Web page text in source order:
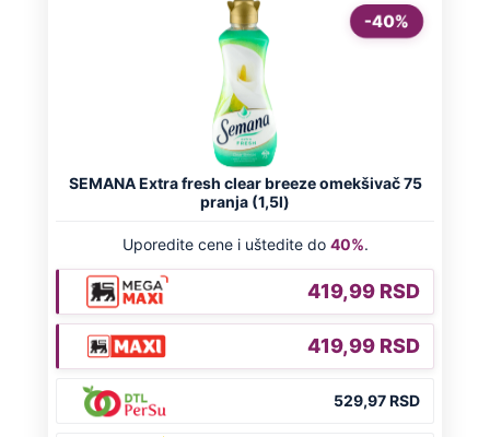
Virus za koji nema ni leka ni vakcine
kosi po Evropi: Najkritičnije u Grčkoj i
Italiji, prvi teški slučajevi i u Srbiji
telu, pa ga ugušili krpom: Otkriveni svi
Misterija Lokerbija: Avion sa 270 ljudi
se raspao u vazduhu, poginuli svi
putnici, tela ostala rasuta po ulicama